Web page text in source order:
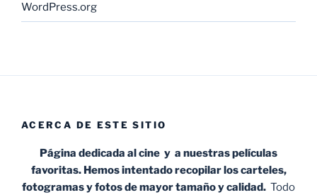
WordPress.org
ACERCA DE ESTE SITIO
Página dedicada al cine y a nuestras películas
favoritas. Hemos intentado recopilar los carteles,
fotogramas y fotos de mayor tamaño y calidad. Todo